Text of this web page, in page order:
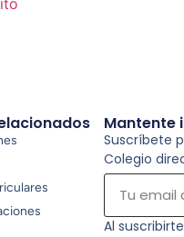
Mantente
Suscríbete
Colegio
Al